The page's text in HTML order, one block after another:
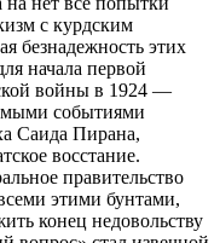
с курдским
безнадежность этих
начала первой
войны в 1924 —
событиями
Саида Пирана,
восстание.
правительство
этими бунтами,
конец недовольству